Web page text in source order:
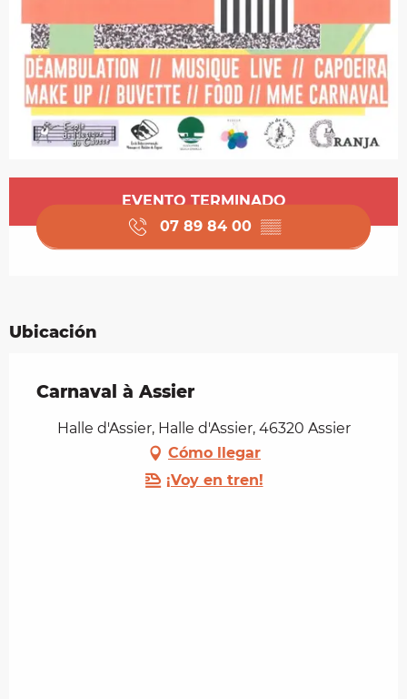
Horarios y datos de contacto
EVENTO TERMINADO
07 89 84 00 ▒▒
Ubicación
Carnaval à Assier
Halle d'Assier, Halle d'Assier, 46320 Assier
Cómo llegar
¡Voy en tren!